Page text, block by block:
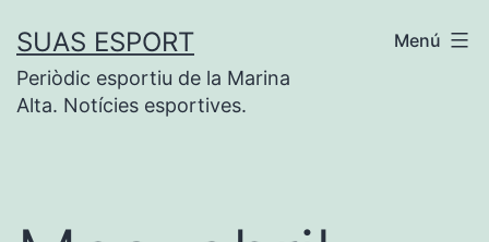
contenido
SUAS ESPORT
Periòdic esportiu de la Marina
Alta. Notícies esportives.
Menú